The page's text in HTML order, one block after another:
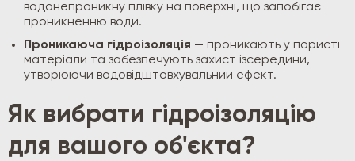
водонепроникну плівку на поверхні, що запобігає
проникненню води.
Проникаюча гідроізоляція — проникають у пористі
матеріали та забезпечують захист ізсередини,
утворюючи водовідштовхувальний ефект.
Як вибрати гідроізоляцію
для вашого об'єкта?